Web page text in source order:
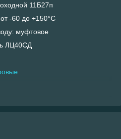
11Б27п
-60 до +150°С
муфтовое
ЛЦ40СД